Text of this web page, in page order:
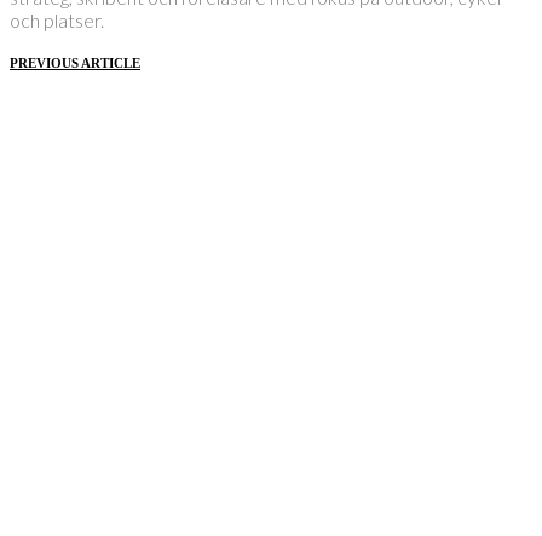
och platser.
PREVIOUS ARTICLE